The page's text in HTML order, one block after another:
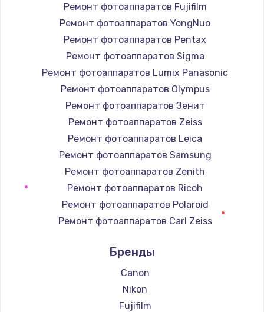
Замена / ремонт электронного модуля
управления
600 руб.
Заказать
Замена конфорки
1100 руб.
Заказать
Замена платы сенсора
900 руб.
Заказать
Замена регулятора режимов конфорки
Заказать
Замена сенсорного датчика
1300 руб.
Ремонт фотоаппаратов Fujifilm
Ремонт фотоаппаратов YongNuo
Ремонт фотоаппаратов Pentax
Ремонт фотоаппаратов Sigma
Ремонт фотоаппаратов Lumix Panasonic
Ремонт фотоаппаратов Olympus
Ремонт фотоаппаратов Зенит
Ремонт фотоаппаратов Zeiss
Ремонт фотоаппаратов Leica
Ремонт фотоаппаратов Samsung
Ремонт фотоаппаратов Zenith
Ремонт фотоаппаратов Ricoh
Ремонт фотоаппаратов Polaroid
Ремонт фотоаппаратов Carl Zeiss
Ремонт фотоаппаратов LUMIX
Ремонт фотоаппаратов Kodak
Бренды
Canon
Nikon
Fujifilm